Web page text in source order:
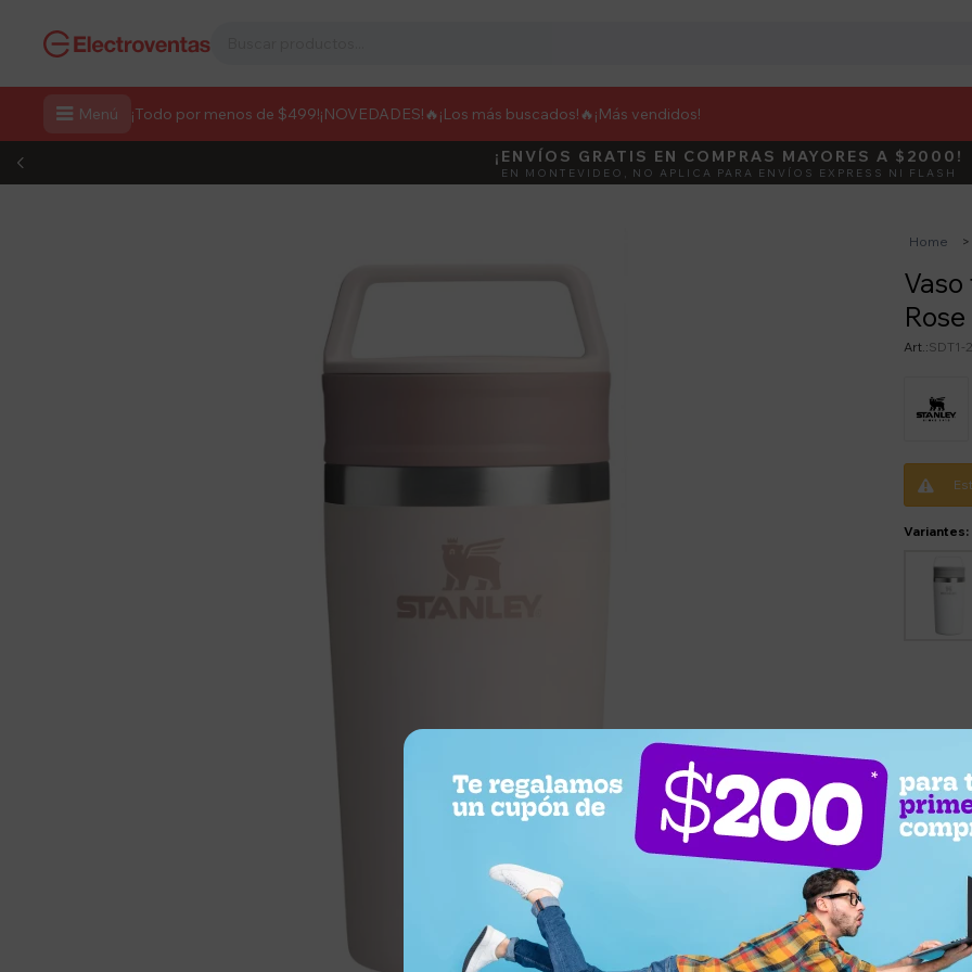
 Menú ¡Todo por menos de $499!¡NOVEDADES! 🔥¡Los más buscados!🔥 ¡Más vendidos!
DEBUT ACTIVÁ
¡ENVÍOS GRATIS EN COMPRAS MAYORES A $2000!
EN MONTEVIDEO, NO APLICA PARA ENVÍOS EXPRESS NI FLASH
Home
Variantes: